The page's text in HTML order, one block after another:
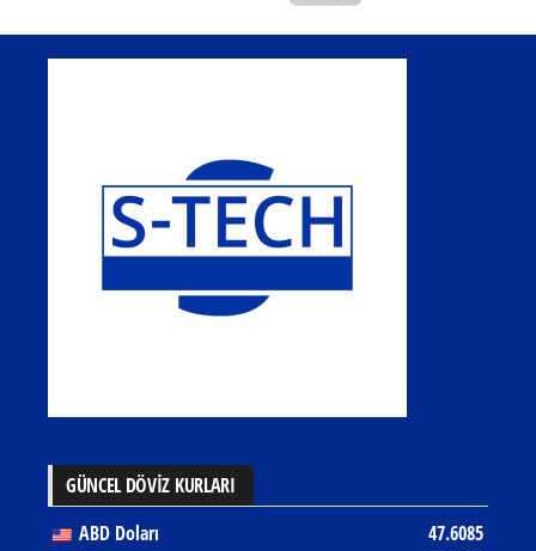
GÜNCEL DÖVİZ KURLARI
ABD Doları
47.6085